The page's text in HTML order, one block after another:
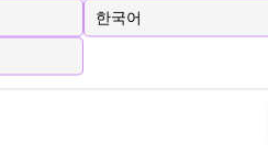
한국어